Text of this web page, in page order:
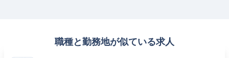
職種と勤務地が似ている求人